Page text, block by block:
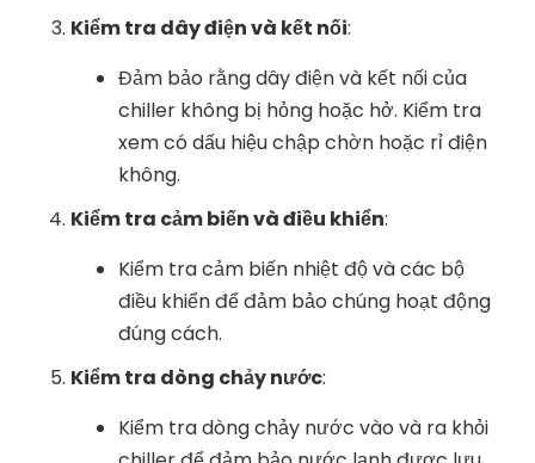
Kiểm tra dây điện và kết nối:
Đảm bảo rằng dây điện và kết nối của
chiller không bị hỏng hoặc hở. Kiểm tra
xem có dấu hiệu chập chờn hoặc rỉ điện
không.
Kiểm tra cảm biến và điều khiển:
Kiểm tra cảm biến nhiệt độ và các bộ
điều khiển để đảm bảo chúng hoạt động
đúng cách.
Kiểm tra dòng chảy nước:
Kiểm tra dòng chảy nước vào và ra khỏi